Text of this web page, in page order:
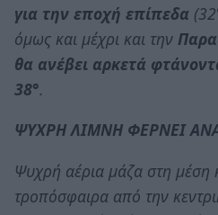
για την εποχή επίπεδα
όμως και μέχρι και την
θα ανέβει αρκετά
38°.
ΨΥΧΡΗ ΛΙΜΝΗ ΦΕΡΝΕΙ
Ψυχρή αέρια μάζα στη μέση
τροπόσφαιρα από την